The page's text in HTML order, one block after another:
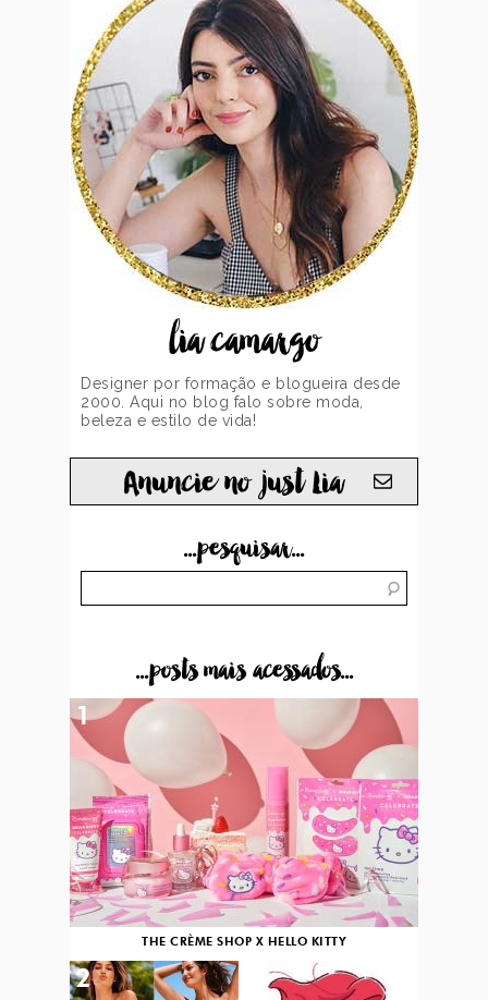
lia camargo
Designer por formação e blogueira desde
2000. Aqui no blog falo sobre moda,
beleza e estilo de vida!
Anuncie no just Lia
...pesquisar...
...posts mais acessados...
THE CRÈME SHOP X HELLO KITTY
1
2 3